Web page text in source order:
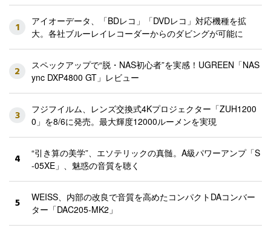
1
アイオーデータ、「BDレコ」「DVDレコ」対応機種を拡
大。各社ブルーレイレコーダーからのダビングが可能に
2
スペックアップで“脱・NAS初心者”を実感！UGREEN「NAS
ync DXP4800 GT」レビュー
3
フジフイルム、レンズ交換式4Kプロジェクター「ZUH1200
0」を8/6に発売。最大輝度12000ルーメンを実現
4
“引き算の美学”、エソテリックの真髄。A級パワーアンプ「S
-05XE」、魅惑の音質を聴く
5
WEISS、内部の改良で音質を高めたコンパクトDAコンバー
ター「DAC205-MK2」